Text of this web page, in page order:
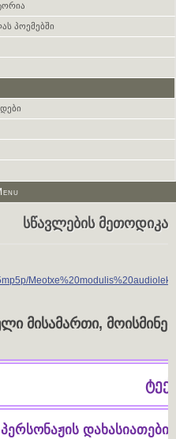
პოემებში
სწავლების მეთოდიკა
მისამართი,
პერსონაჟის